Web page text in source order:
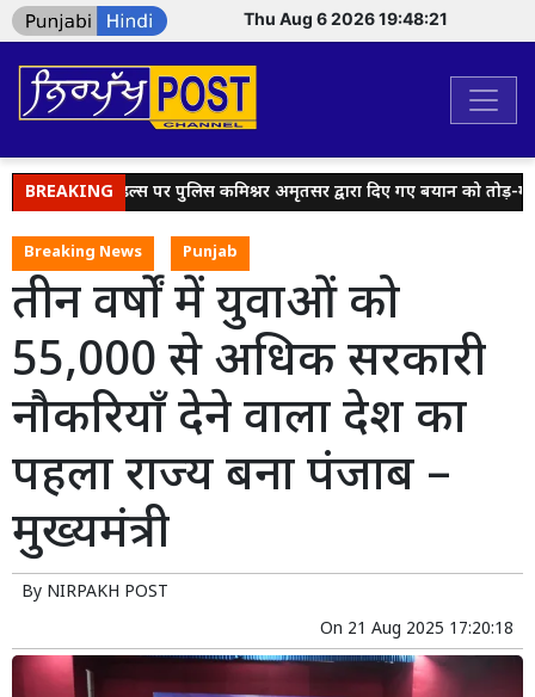
Thu Aug 6 2026 19:48:22
BREAKING
हैंडल्स पर पुलिस कमिश्नर अमृतसर द्वारा दिए गए बयान को तोड़-
Breaking News Punjab
तीन वर्षों में युवाओं को
55,000 से अधिक सरकारी
नौकरियाँ देने वाला देश का
पहला राज्य बना पंजाब –
मुख्यमंत्री
By NIRPAKH POST
On 21 Aug 2025 17:20:18